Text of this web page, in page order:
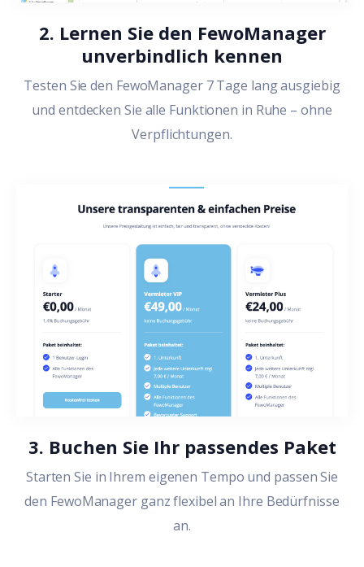
2. Lernen Sie den FewoManager
unverbindlich kennen
Testen Sie den FewoManager 7 Tage lang ausgiebig
und entdecken Sie alle Funktionen in Ruhe – ohne
Verpflichtungen.
3. Buchen Sie Ihr passendes Paket
Starten Sie in Ihrem eigenen Tempo und passen Sie
den FewoManager ganz flexibel an Ihre Bedürfnisse
an.